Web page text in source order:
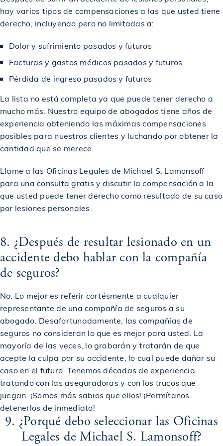
hay varios tipos de compensaciones a las que usted tiene
derecho, incluyendo pero no limitadas a:
Dolor y sufrimiento pasados y futuros
Facturas y gastos médicos pasados y futuros
Pérdida de ingreso pasados y futuros
La lista no está completa ya que puede tener derecho a
mucho más. Nuestro equipo de abogados tiene años de
experiencia obteniendo las máximas compensaciones
posibles para nuestros clientes y luchando por obtener la
cantidad que se merece.
Llame a las Oficinas Legales de Michael S. Lamonsoff
para una consulta gratis y discutir la compensación a la
que usted puede tener derecho como resultado de su caso
por lesiones personales.
8. ¿Después de resultar lesionado en un
accidente debo hablar con la compañía
de seguros?
No. Lo mejor es referir cortésmente a cualquier
representante de una compañía de seguros a su
abogado. Desafortunadamente, las compañías de
seguros no consideran lo que es mejor para usted. La
mayoría de las veces, lo grabarán y tratarán de que
acepte la culpa por su accidente, lo cual puede dañar su
caso en el futuro. Tenemos décadas de experiencia
tratando con las aseguradoras y con los trucos que
juegan. ¡Somos más sabios que ellos! ¡Permítanos
detenerlos de inmediato!
9. ¿Porqué debo seleccionar las Oficinas
Legales de Michael S. Lamonsoff?
$3,100,000
Otorgado a un trabajador en un accidente de
$3,200,000
Acuerdo para un trabajador lesionado en un
$3,500,000
Otorgado a un trabajador en un caso de accidente de
construcción
$3,500,000
$3,710,000 Otorgado a una víctima de un incidente de tiroteo
$3,750,000 Otorgado en un caso de accidente de construcción
$4,000,000 Acuerdo por un accidente de tropezón y caída
$4,000,000
$4,000,000 Acuerdo en un caso de accidente de construcción
$4,000,000 Otorgado a las familias de las víctimas del vuelo 587
$4,010,000
Se otorga veredicto a víctima en caso de abuso
policial
$4,100,000 Acuerdo en un caso de accidente de construcción